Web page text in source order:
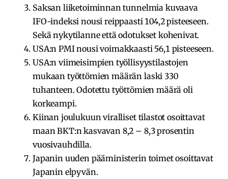
Saksan liiketoiminnan tunnelmia kuvaava
IFO-indeksi nousi reippaasti 104,2 pisteeseen.
Sekä nykytilanne että odotukset kohenivat.
USA:n PMI nousi voimakkaasti 56,1 pisteeseen.
USA:n viimeisimpien työllisyystilastojen
mukaan työttömien määrän laski 330
tuhanteen. Odotettu työttömien määrä oli
korkeampi.
Kiinan joulukuun viralliset tilastot osoittavat
maan BKT:n kasvavan 8,2 – 8,3 prosentin
vuosivauhdilla.
Japanin uuden pääministerin toimet osoittavat
Japanin elpyvän.